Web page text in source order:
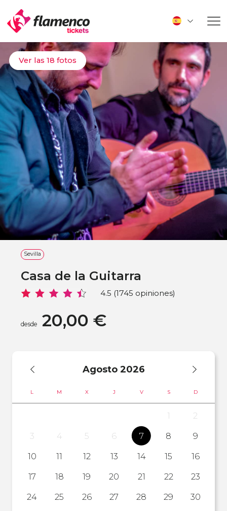
Ver las 18 fotos
Sevilla
Casa de la Guitarra
4.5 (1745 opiniones)
desde 20,00 €
Agosto 2026
L M X J V S D
1
2
3
4 5 6 7 8
9
10
11 12 13 14 15
16
17
18 19 20 21 22
23
24
25 26 27 28 29
30